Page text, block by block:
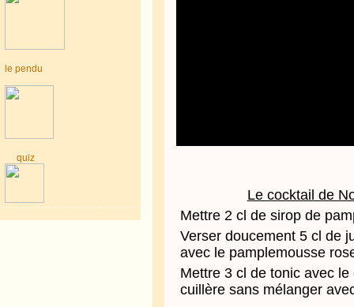
le pendu
quiz
Le cocktail de
Mettre 2 cl de sirop de
Verser doucement 5 cl de
avec le pamplemousse
Mettre 3 cl de tonic avec
cuillère sans mélanger